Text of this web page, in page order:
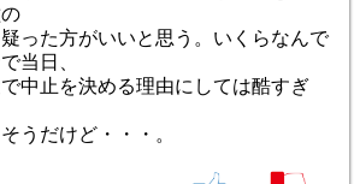
った方がいいと思う。いくらなんで
当日、
中止を決める理由にしては酷すぎ
うだけど・・・。